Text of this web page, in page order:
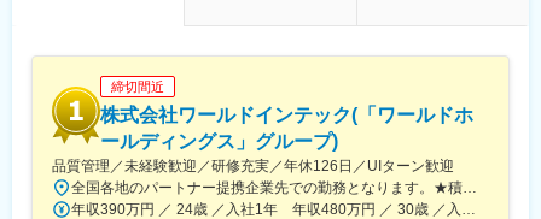
医師が求める操作性や品質を追求するとともに、患者さんの身体
https://www.terumo.co.jp/business/tis
■配属エリア：
国内支店のいずれかの配属となります。それぞれ在籍拠点をベー
スにチームでエリアを担当しています。業務を通じた「感動」と
「成長」を大事にする職場でチーム活動を重視した風土です。
締切間近
株式会社ワールドインテック(「ワールドホ
ールディングス」グループ)
品質管理／未経験歓迎／研修充実／年休126日／UIターン歓迎
全国各地のパートナー提携企業先での勤務となります。★積極採用中エリア東京・神奈川・千葉・埼玉・大阪・京都・滋賀・兵庫・愛知・三重・福岡※北海道・沖縄県を除く45都府県に多彩なプロジェクトを用意。※勤務地は希望を最大限考慮して決定します。※U・Iターン歓迎！住宅補助あり（月6万7000円まで会社補助）＼NEW！エリア制度導入／全国でスキルを伸ばしたい方も、好きな場所で研究をしたい方も、ご希望をお聞かせください！詳細は選考時にご案内いたします。【配属先企業の一例】中外製薬株式会社中外製薬工業株式会社株式会社明治堺化学工業株式会社日本化薬株式会社日東電工株式会社 豊橋事業所ニプロファーマ株式会社 大舘工場株式会社カネカ株式会社DNPファインケミカル宇都宮株式会社中外医科学研究所東邦チタニウム株式会社高田製薬株式会社株式会社理研ジェネシス株式会社マテリアルゲート三井化学EMS株式会社株式会社エネコート 他
年収390万円 ／ 24歳 ／入社1年 年収480万円 ／ 30歳 ／入社6年